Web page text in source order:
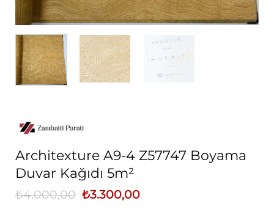
Architexture A9-4 Z57747 Boyama
Duvar Kağıdı 5m²
₺4.000,00 Orijinal
fiyat:
₺3.300,00Şu